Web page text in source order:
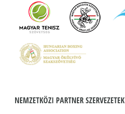
NEMZETKÖZI PARTNER SZERVEZETEK